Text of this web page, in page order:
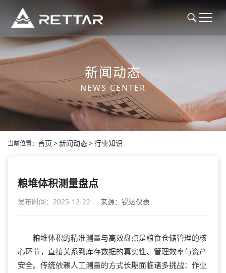
新闻动态
NEWS CENTER
当前位置： 首页 >新闻动态>行业知识
粮堆体积测量盘点
发布时间：2025-12-22 来源：锐达仪表
粮堆体积的精准测量与高效盘点是粮食仓储管理的核
心环节，直接关系到库存数据的真实性、管理效率与资产
安全。传统依赖人工测量的方式长期面临诸多挑战：作业